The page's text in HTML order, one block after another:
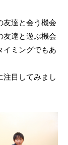
友達と会う機会
友達と遊ぶ機会
イミングでもあ
注目してみまし